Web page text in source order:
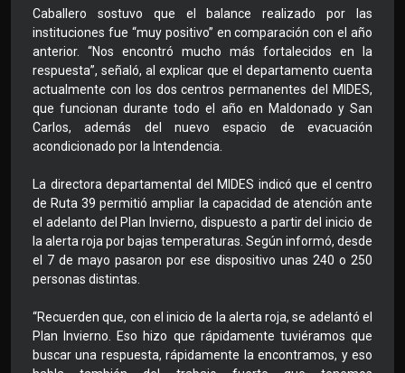
Caballero sostuvo que el balance realizado por las
instituciones fue “muy positivo” en comparación con el año
anterior. “Nos encontró mucho más fortalecidos en la
respuesta”, señaló, al explicar que el departamento cuenta
actualmente con los dos centros permanentes del MIDES,
que funcionan durante todo el año en Maldonado y San
Carlos, además del nuevo espacio de evacuación
acondicionado por la Intendencia.
La directora departamental del MIDES indicó que el centro
de Ruta 39 permitió ampliar la capacidad de atención ante
el adelanto del Plan Invierno, dispuesto a partir del inicio de
la alerta roja por bajas temperaturas. Según informó, desde
el 7 de mayo pasaron por ese dispositivo unas 240 o 250
personas distintas.
“Recuerden que, con el inicio de la alerta roja, se adelantó el
Plan Invierno. Eso hizo que rápidamente tuviéramos que
buscar una respuesta, rápidamente la encontramos, y eso